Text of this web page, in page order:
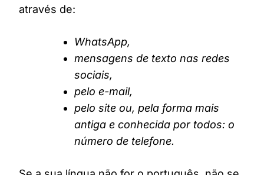
através de:
WhatsApp,
mensagens de texto nas redes
sociais,
pelo e-mail,
pelo site ou, pela forma mais
antiga e conhecida por todos: o
número de telefone.